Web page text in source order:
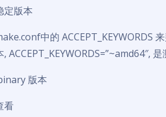
定版本
中的 ACCEPT_KEYWORDS
, ACCEPT_KEYWORDS=”~amd64″,
版本
看